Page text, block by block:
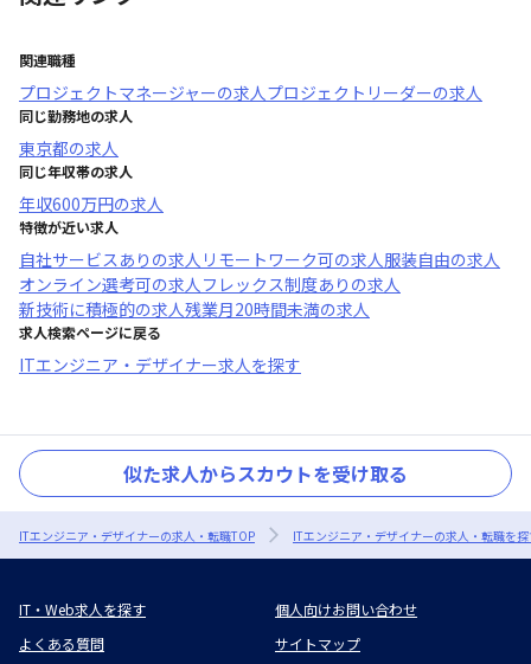
関連職種
プロジェクトマネージャーの求人プロジェクトリーダーの求人
同じ勤務地の求人
東京都の求人
同じ年収帯の求人
年収600万円の求人
特徴が近い求人
自社サービスあり の求人 リモートワーク可の求人服装自由の求人
オンライン選考可の求人フレックス制度あり の求人
新技術に積極的の求人残業月20時間未満の求人
求人検索ページに戻る
ITエンジニア・デザイナー求人を探す
似た求人からスカウトを受け取る
ITエンジニア・デザイナーの求人・転職TOP ITエンジニア・デザイナーの求人・転職を
IT・Web求人を探す
個人向けお問い合わせ
よくある質問
サイトマップ